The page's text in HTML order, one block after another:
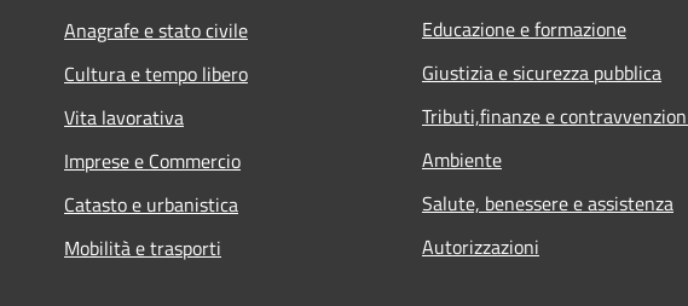
Anagrafe e stato civile
Cultura e tempo libero
Vita lavorativa
Imprese e Commercio
Catasto e urbanistica
Mobilità e trasporti
Educazione e formazione
Giustizia e sicurezza pubblica
Tributi,finanze e
Ambiente
Salute, benessere e assistenza
Autorizzazioni